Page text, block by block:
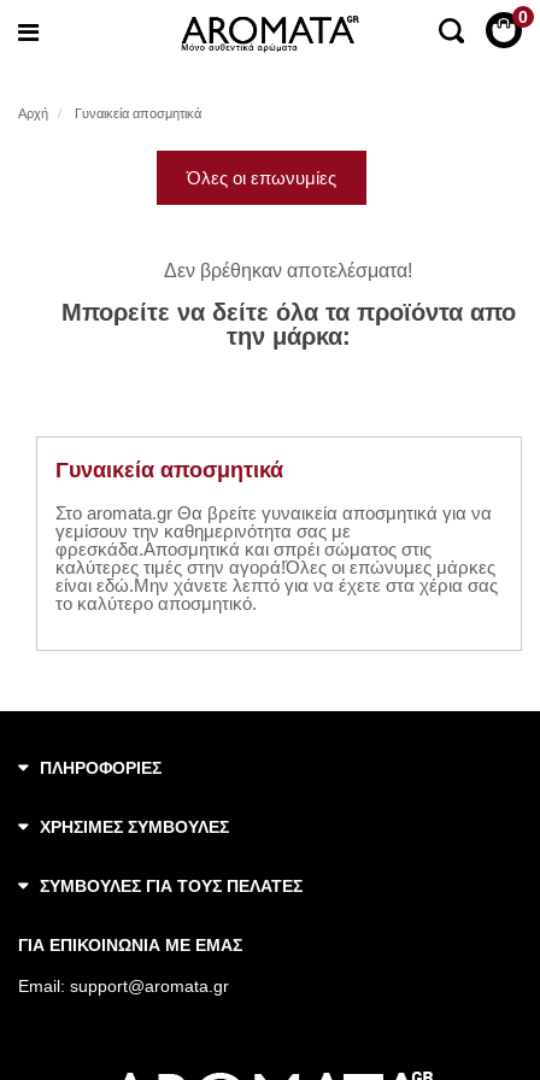
0
Αρχή Γυναικεία αποσμητικά
Όλες οι επωνυμίες
Δεν βρέθηκαν αποτελέσματα!
Μπορείτε να δείτε όλα τα προϊόντα απο
την μάρκα:
Γυναικεία αποσμητικά
Στο aromata.gr Θα βρείτε γυναικεία αποσμητικά για να
γεμίσουν την καθημερινότητα σας με
φρεσκάδα.Αποσμητικά και σπρέι σώματος στις
καλύτερες τιμές στην αγορά!Όλες οι επώνυμες μάρκες
είναι εδώ.Μην χάνετε λεπτό για να έχετε στα χέρια σας
το καλύτερο αποσμητικό.
ΠΛΗΡΟΦΟΡΙΕΣ
ΧΡΗΣΙΜΕΣ ΣΥΜΒΟΥΛΕΣ
ΣΥΜΒΟΥΛΕΣ ΓΙΑ ΤΟΥΣ ΠΕΛΑΤΕΣ
ΓΙΑ ΕΠΙΚΟΙΝΩΝΙΑ ΜΕ ΕΜΑΣ
Email: support@aromata.gr